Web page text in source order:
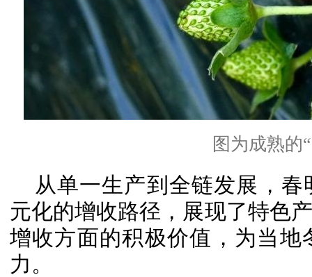
图为成熟的
从单一生产到全链发展，
元化的增收路径，展现了特色
增收方面的积极价值，为当
力。